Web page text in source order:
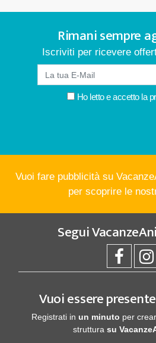
Rimani sempre
Iscriviti per ricevere
Ho letto e accetto la
Vuoi fare pubblicità su
per scoprire le
Segui
Vuoi essere
Registrati in un minuto per
struttura su